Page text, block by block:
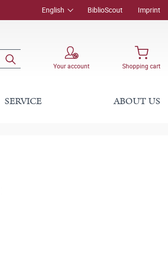
English BiblioScout Imprint
Your account Shopping cart
SERVICE ABOUT US